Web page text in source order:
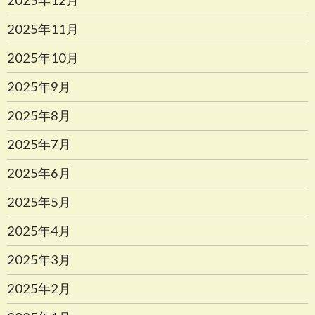
2025年11月
2025年10月
2025年9月
2025年8月
2025年7月
2025年6月
2025年5月
2025年4月
2025年3月
2025年2月